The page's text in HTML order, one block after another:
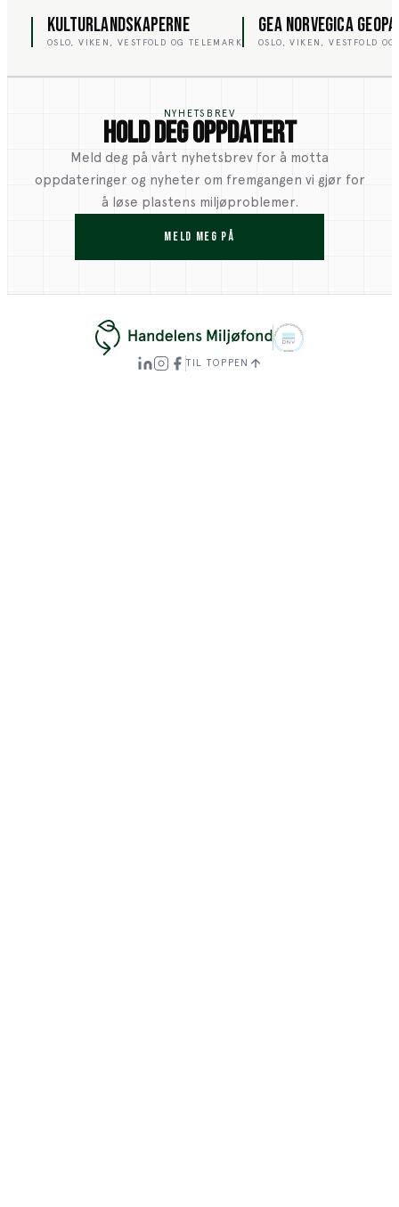
KULTURLANDSKAPERNE
OSLO, VIKEN, VESTFOLD OG TELEMARK
GEA NORVEGICA
OSLO, VIKEN, VESTFOLD
NYHETSBREV
Hold deg oppdatert
Meld deg på vårt nyhetsbrev for å motta
oppdateringer og nyheter om fremgangen vi gjør for
å løse plastens miljøproblemer.
MELD MEG PÅ
TIL TOPPEN